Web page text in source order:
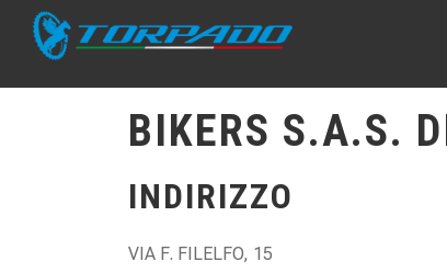
BIKERS S.A.S.
INDIRIZZO
VIA F. FILELFO, 15